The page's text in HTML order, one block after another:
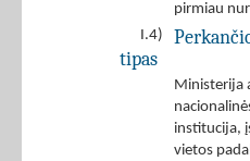
pirmiau
I.4)
tipas
Ministerija
institucija,
vietos